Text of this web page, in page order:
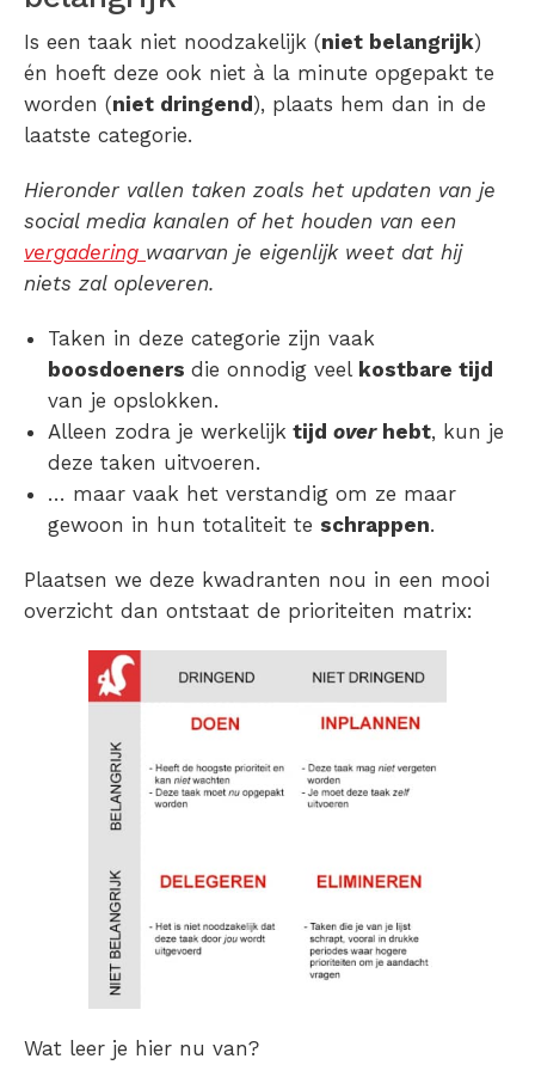
Is een taak niet noodzakelijk (niet belangrijk)
én hoeft deze ook niet à la minute opgepakt te
worden (niet dringend ), plaats hem dan in de
laatste categorie.
Hieronder vallen taken zoals het updaten van je
social media kanalen of het houden van een
vergadering waarvan je eigenlijk weet dat hij
niets zal opleveren.
Taken in deze categorie zijn vaak
boosdoeners die onnodig veel kostbare tijd
van je opslokken.
Alleen zodra je werkelijk tijd overhebt, kun je
deze taken uitvoeren.
… maar vaak het verstandig om ze maar
gewoon in hun totaliteit te schrappen.
Plaatsen we deze kwadranten nou in een mooi
overzicht dan ontstaat de prioriteiten matrix:
Wat leer je hier nu van?